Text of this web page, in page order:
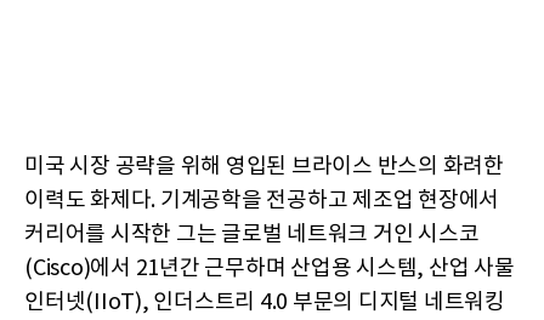
미국 시장 공략을 위해 영입된 브라이스 반스의 화려한
이력도 화제다. 기계공학을 전공하고 제조업 현장에서
커리어를 시작한 그는 글로벌 네트워크 거인 시스코
(Cisco)에서 21년간 근무하며 산업용 시스템, 산업 사물
인터넷(IIoT), 인더스트리 4.0 부문의 디지털 네트워킹